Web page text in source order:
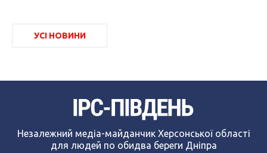
УСІ НОВИНИ
Незалежний медіа-майданчик Херсонської області
для людей по обидва береги Дніпра